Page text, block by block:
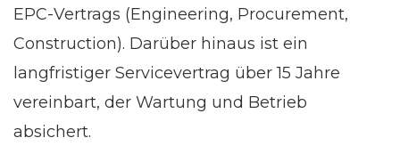
EPC-Vertrags (Engineering, Procurement,
Construction). Darüber hinaus ist ein
langfristiger Servicevertrag über 15 Jahre
vereinbart, der Wartung und Betrieb
absichert.